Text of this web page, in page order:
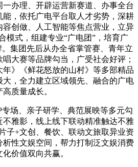
办理、开辟运营新赛道、办事全台
，依托广电平台取人才劣势，深耕
创做、人工智能等焦点营业，立异
模式，组建专业“广电团”，培育广
集团先后从办全省掌管赛、青年立
大赛等品牌勾当，广受社会好评；
》《鲜花怒放的山村》等多部精品
，全力建立区域领先、融合的广电
质量成长。
、亲子研学、典范展映等多元勾
雅影，线上线下联动精准触达不雅
子+文创、餐饮、联动文旅取异业资
性文娱空间，帮力打制泛文娱消费
价值双向共赢。